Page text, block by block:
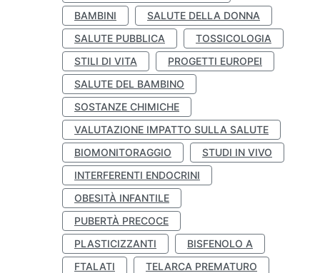
BAMBINI
SALUTE DELLA DONNA
SALUTE PUBBLICA
TOSSICOLOGIA
STILI DI VITA
PROGETTI EUROPEI
SALUTE DEL BAMBINO
SOSTANZE CHIMICHE
VALUTAZIONE IMPATTO SULLA SALUTE
BIOMONITORAGGIO
STUDI IN VIVO
INTERFERENTI ENDOCRINI
OBESITÀ INFANTILE
PUBERTÀ PRECOCE
PLASTICIZZANTI
BISFENOLO A
FTALATI
TELARCA PREMATURO